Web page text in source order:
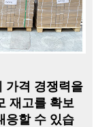
가격 경쟁력을
재고를 확보
응할 수 있습